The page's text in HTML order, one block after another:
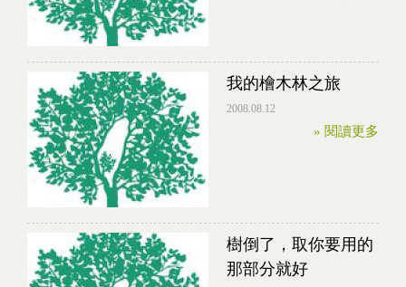
我的檜木林之旅
2008.08.12
» 閱讀更多
樹倒了，取你要用的
那部分就好